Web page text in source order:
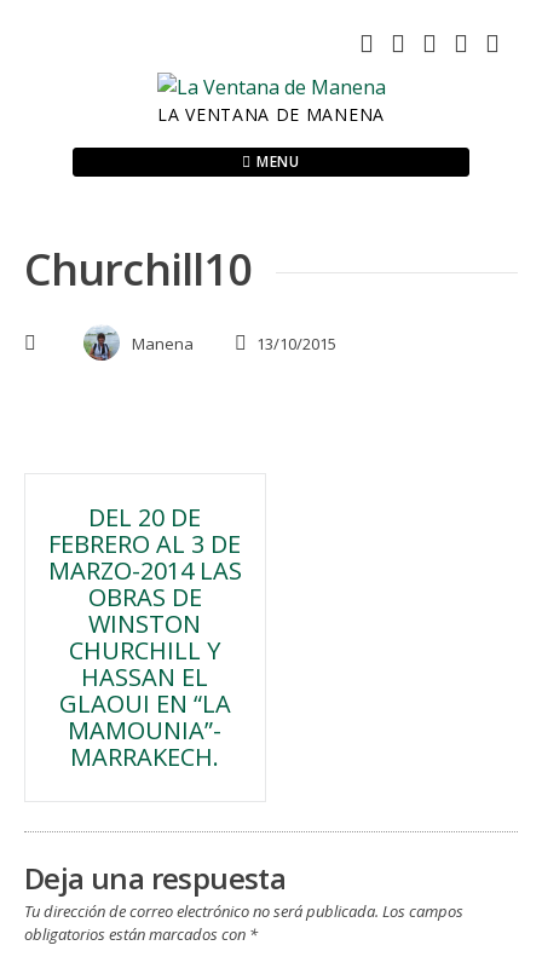
LA VENTANA DE MANENA
MENU
Churchill10
Manena 13/10/2015
Navegación
de
entradas
DEL 20 DE
FEBRERO AL 3 DE
MARZO-2014 LAS
OBRAS DE
WINSTON
CHURCHILL Y
HASSAN EL
GLAOUI EN “LA
MAMOUNIA”-
MARRAKECH.
Deja una respuesta
Tu dirección de correo electrónico no será publicada. Los campos
obligatorios están marcados con *